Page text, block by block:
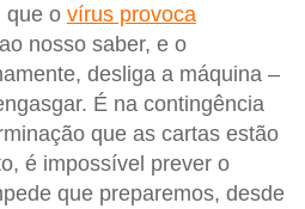
que o vírus provoca
nosso saber, e o
desliga a máquina –
É na contingência
que as cartas estão
é impossível prever o
que preparemos, desde